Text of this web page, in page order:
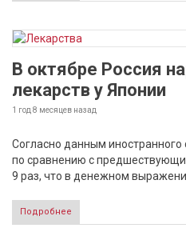
В октябре Россия
лекарств у Японии
1 год 8 месяцев назад
Согласно данным иностранного
по сравнению с
9 раз, что в денежном
Подробнее